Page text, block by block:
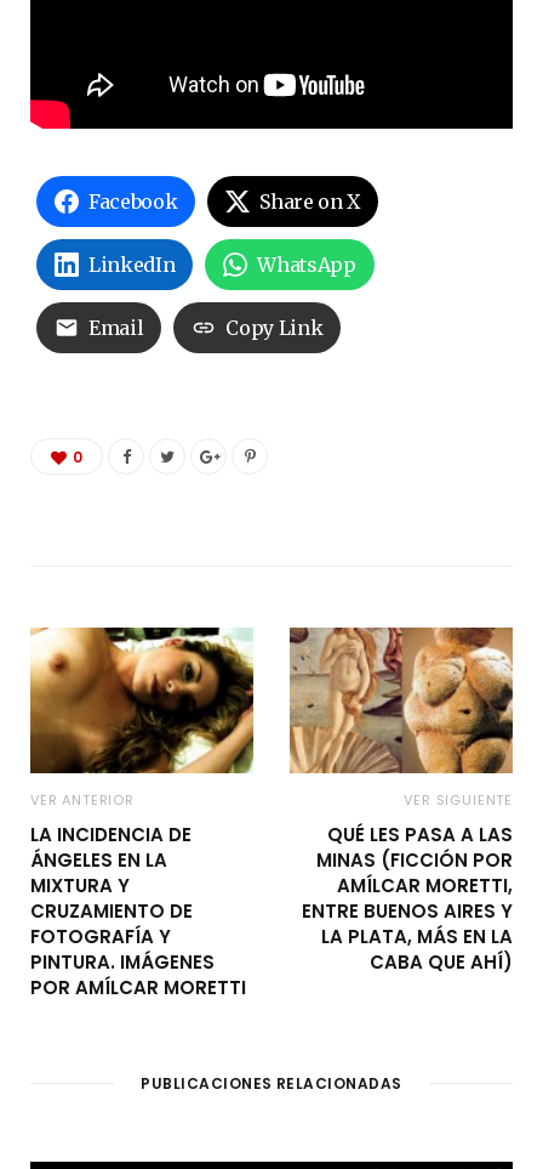
Facebook Share on X
LinkedIn WhatsApp
Email Copy Link
0
VER ANTERIOR
LA INCIDENCIA DE
ÁNGELES EN LA
MIXTURA Y
CRUZAMIENTO DE
FOTOGRAFÍA Y
PINTURA. IMÁGENES
POR AMÍLCAR MORETTI
VER SIGUIENTE
QUÉ LES PASA A LAS
MINAS (FICCIÓN POR
AMÍLCAR MORETTI,
ENTRE BUENOS AIRES Y
LA PLATA, MÁS EN LA
CABA QUE AHÍ)
PUBLICACIONES RELACIONADAS